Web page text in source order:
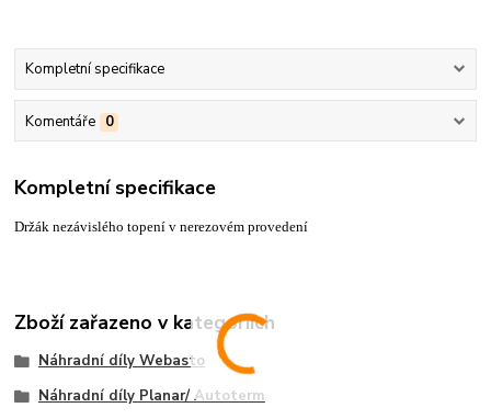
Kompletní specifikace
Komentáře 0
Kompletní specifikace
Držák nezávislého topení v nerezovém provedení
Zboží zařazeno v kategoriích
Náhradní díly Webasto
Náhradní díly Planar/ Autoterm